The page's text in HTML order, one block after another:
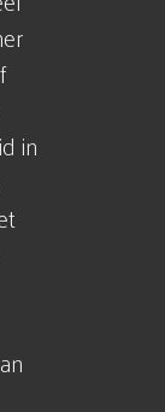
in